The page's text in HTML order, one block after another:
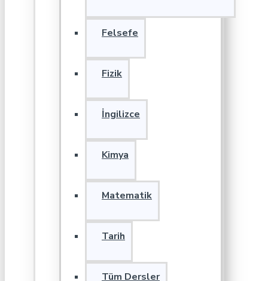
Felsefe
Fizik
İngilizce
Kimya
Matematik
Tarih
Tüm Dersler